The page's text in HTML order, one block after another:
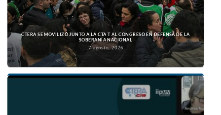
CTERA SE MOVILIZÓ JUNTO A LA CTA T AL CONGRESO EN DEFENSA DE LA
SOBERANÍA NACIONAL
7 agosto, 2026